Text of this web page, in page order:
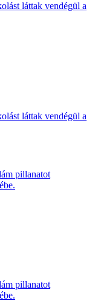
láttak vendégül a
láttak vendégül a
pillanatot
pillanatot